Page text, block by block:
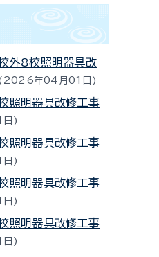
外8校照明器具改
2026年04月01日
照明器具改修工事
照明器具改修工事
照明器具改修工事
照明器具改修工事